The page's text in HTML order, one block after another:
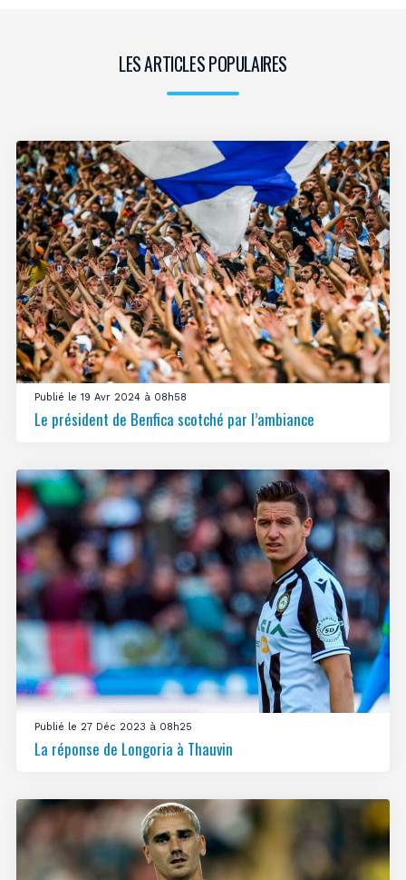
LES ARTICLES POPULAIRES
Publié le 19 Avr 2024 à 08h58
Le président de Benfica scotché par l’ambiance
Publié le 27 Déc 2023 à 08h25
La réponse de Longoria à Thauvin